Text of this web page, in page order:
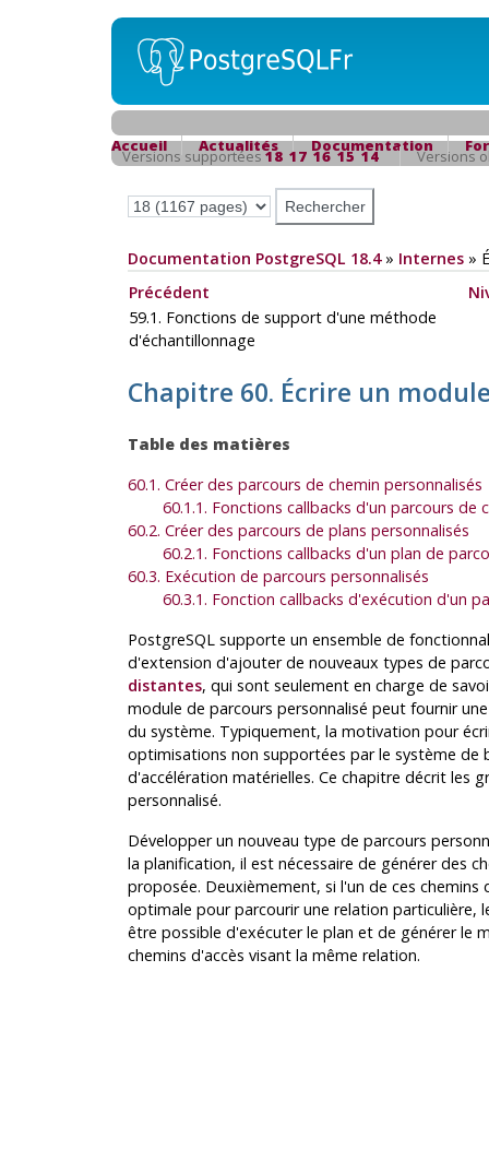
Accueil Actualités Documentation
Versions supportées18 17 16 15 14 Versions
Documentation PostgreSQL 18.4» Internes»
Précédent
59.1. Fonctions de support d'une méthode
d'échantillonnage
Chapitre 60. Écrire un
Table des matières
60.1. Créer des parcours de chemin personnalisés
60.1.1. Fonctions callbacks d'un parcours de
60.2. Créer des parcours de plans personnalisés
60.2.1. Fonctions callbacks d'un plan de
60.3. Exécution de parcours personnalisés
60.3.1. Fonction callbacks d'exécution d'un
PostgreSQLsupporte un ensemble de
d'extension d'ajouter de nouveaux types de
distantes, qui sont seulement en charge de
module de parcours personnalisé peut fournir
du système. Typiquement, la motivation pour
optimisations non supportées par le système de
d'accélération matérielles. Ce chapitre décrit les
personnalisé.
Développer un nouveau type de parcours
la planification, il est nécessaire de générer des
proposée. Deuxièmement, si l'un de ces
optimale pour parcourir une relation particulière,
être possible d'exécuter le plan et de générer le
chemins d'accès visant la même relation.